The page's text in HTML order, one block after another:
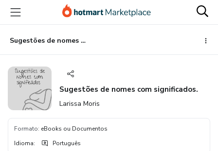
para
conteúdo
principal
para
pagamento
para
rodapé
Sugestões de nomes com significados.
Sugestões de nomes com significados.
Larissa Moris
Formato: eBooks ou Documentos
Idioma: Português